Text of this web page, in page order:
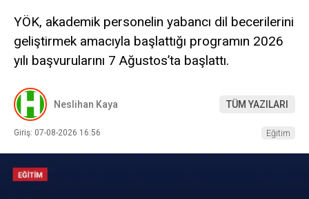
YÖK, akademik personelin yabancı dil becerilerini
geliştirmek amacıyla başlattığı programın 2026
yılı başvurularını 7 Ağustos’ta başlattı.
Neslihan Kaya TÜM YAZILARI
Giriş: 07-08-2026 16:56 Eğitim